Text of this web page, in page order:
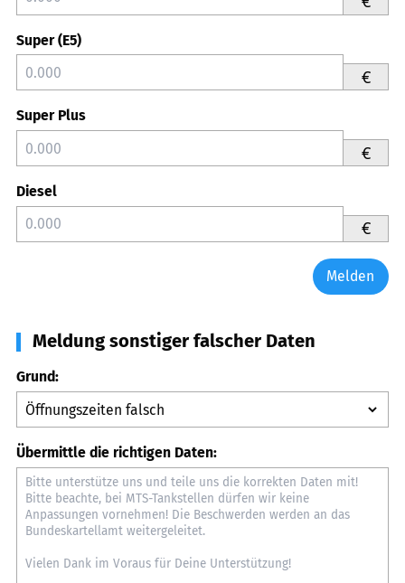
Super (E5)
€
Super Plus
€
Diesel
€
Melden
Meldung sonstiger falscher Daten
Grund:
Übermittle die richtigen Daten: